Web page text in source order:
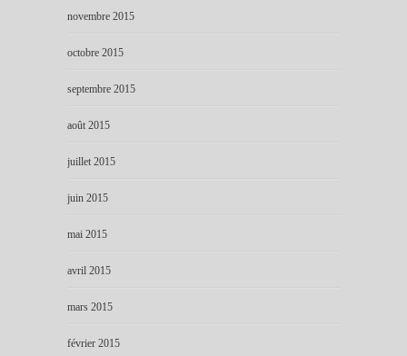
novembre 2015
octobre 2015
septembre 2015
août 2015
juillet 2015
juin 2015
mai 2015
avril 2015
mars 2015
février 2015